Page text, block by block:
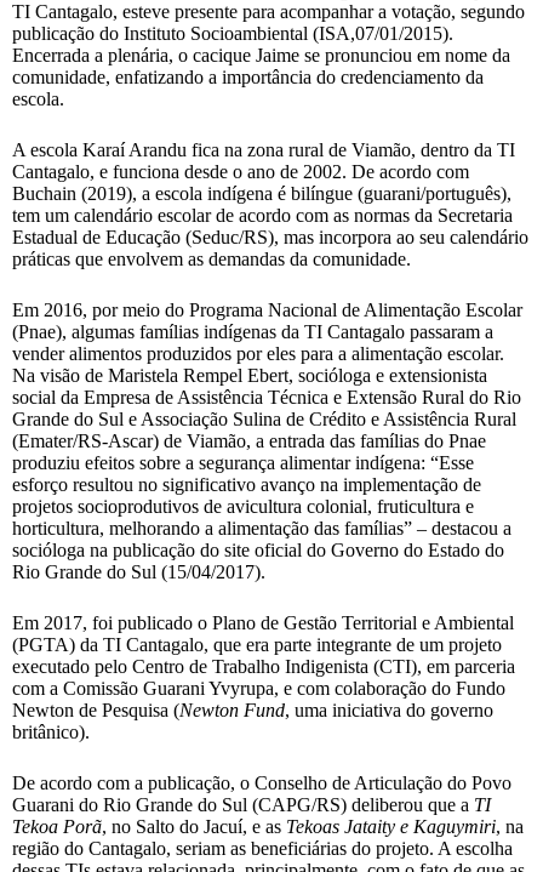
TI Cantagalo, esteve presente para acompanhar a votação, segundo
publicação do Instituto Socioambiental (ISA,07/01/2015).
Encerrada a plenária, o cacique Jaime se pronunciou em nome da
comunidade, enfatizando a importância do credenciamento da
escola.
A escola Karaí Arandu fica na zona rural de Viamão, dentro da TI
Cantagalo, e funciona desde o ano de 2002. De acordo com
Buchain (2019), a escola indígena é bilíngue (guarani/português),
tem um calendário escolar de acordo com as normas da Secretaria
Estadual de Educação (Seduc/RS), mas incorpora ao seu calendário
práticas que envolvem as demandas da comunidade.
Em 2016, por meio do Programa Nacional de Alimentação Escolar
(Pnae), algumas famílias indígenas da TI Cantagalo passaram a
vender alimentos produzidos por eles para a alimentação escolar.
Na visão de Maristela Rempel Ebert, socióloga e extensionista
social da Empresa de Assistência Técnica e Extensão Rural do Rio
Grande do Sul e Associação Sulina de Crédito e Assistência Rural
(Emater/RS-Ascar) de Viamão, a entrada das famílias do Pnae
produziu efeitos sobre a segurança alimentar indígena: “Esse
esforço resultou no significativo avanço na implementação de
projetos socioprodutivos de avicultura colonial, fruticultura e
horticultura, melhorando a alimentação das famílias” – destacou a
socióloga na publicação do site oficial do Governo do Estado do
Rio Grande do Sul (15/04/2017).
Em 2017, foi publicado o Plano de Gestão Territorial e Ambiental
(PGTA) da TI Cantagalo, que era parte integrante de um projeto
executado pelo Centro de Trabalho Indigenista (CTI), em parceria
com a Comissão Guarani Yvyrupa, e com colaboração do Fundo
Newton de Pesquisa (Newton Fund, uma iniciativa do governo
britânico).
De acordo com a publicação, o Conselho de Articulação do Povo
Guarani do Rio Grande do Sul (CAPG/RS) deliberou que a TI
Tekoa Porã, no Salto do Jacuí, e as Tekoas Jataity e Kaguymiri, na
região do Cantagalo, seriam as beneficiárias do projeto. A escolha